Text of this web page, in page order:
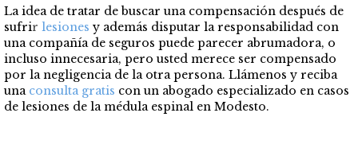
La idea de tratar de buscar una compensación después de
sufrir lesiones y además disputar la responsabilidad con
una compañía de seguros puede parecer abrumadora, o
incluso innecesaria, pero usted merece ser compensado
por la negligencia de la otra persona. Llámenos y reciba
una consulta gratis con un abogado especializado en casos
de lesiones de la médula espinal en Modesto.